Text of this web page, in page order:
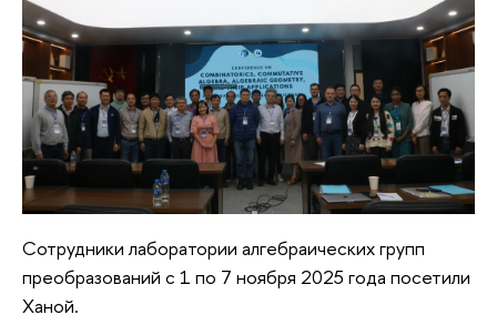
Сотрудники лаборатории алгебраических групп
преобразований с 1 по 7 ноября 2025 года посетили
Ханой.